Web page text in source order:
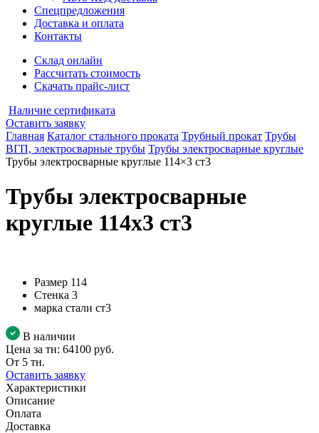
Спецпредложения
Доставка и оплата
Контакты
Склад онлайн
Рассчитать стоимость
Скачать прайс-лист
Наличие сертификата
Оставить заявку
Главная Каталог стального проката Трубный прокат Трубы
ВГП, электросварные трубы Трубы электросварные круглые
Трубы электросварные круглые 114×3 ст3
Трубы электросварные
круглые 114x3 ст3
Размер 114
Стенка 3
марка стали ст3
В наличии
Цена за тн: 64100 руб.
От 5 тн.
Оставить заявку
Характеристики
Описание
Оплата
Доставка